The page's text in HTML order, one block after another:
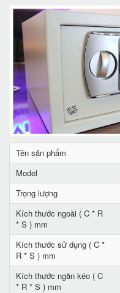
Tên sản phẩm
Model
Trọng lượng
Kích thước ngoài ( C * R
* S ) mm
Kích thước sử dụng ( C *
R * S ) mm
Kích thước ngăn kéo ( C
* R * S ) mm